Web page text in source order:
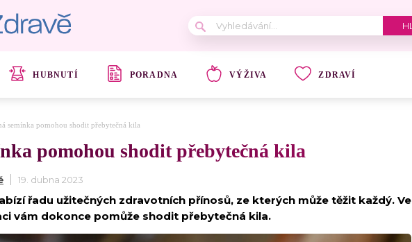
HUBNUTÍ PORADNA VÝŽIVA ZDRAVÍ
semínka pomohou shodit přebytečná kila
pomohou shodit přebytečná kila
19. dubna 2023
řadu užitečných zdravotních přínosů, ze kterých může těžit každý. Ve
vám dokonce pomůže shodit přebytečná kila.